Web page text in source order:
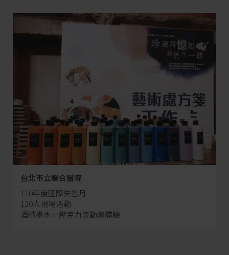
台北市立聯合醫院
110年度國際失智月
120人現場活動
酒精墨水＋壓克力流動畫體驗